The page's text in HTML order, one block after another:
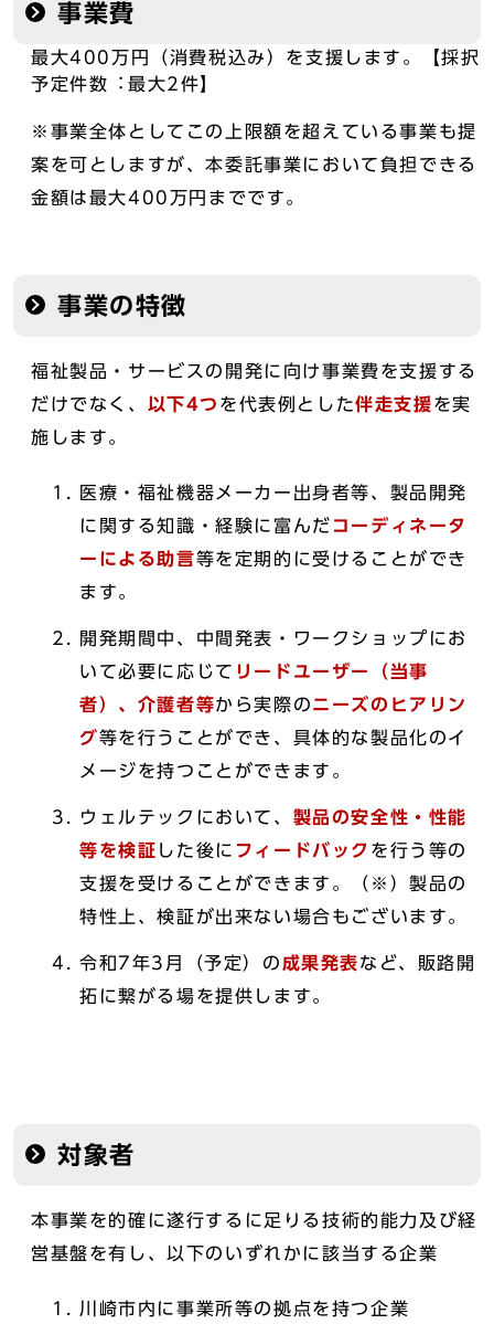
事業費
最大400万円（消費税込み）を支援します。【採択
予定件数︓最大2件】
※事業全体としてこの上限額を超えている事業も提
案を可としますが、本委託事業において負担できる
金額は最大400万円までです。
事業の特徴
福祉製品・サービスの開発に向け事業費を支援する
だけでなく、 以下4つ を代表例とした伴走支援を実
施します。
医療・福祉機器メーカー出身者等、製品開発
に関する知識・経験に富んだ コーディネータ
ーによる助言等を定期的に受けることができ
ます。
開発期間中、中間発表・ワークショップにお
いて必要に応じて リードユーザー（当事
者）、介護者等から実際のニーズのヒアリン
グ等を行うことができ、具体的な製品化のイ
メージを持つことができます。
ウェルテックにおいて、 製品の安全性・性能
等を検証 した後に フィードバック を行う等の
支援を受けることができます。（※）製品の
特性上、検証が出来ない場合もございます。
令和7年3月（予定）の 成果発表など、販路開
拓に繋がる場を提供します。
対象者
本事業を的確に遂行するに足りる技術的能力及び経
営基盤を有し、以下のいずれかに該当する企業
川崎市内に事業所等の拠点を持つ企業